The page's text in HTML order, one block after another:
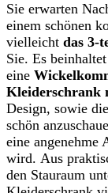
Sie erwarten
einem schönen
vielleicht das 3-
Sie. Es beinhaltet
eine
Kleiderschrank
Design, sowie
schön
eine angenehme
wird. Aus
den Stauraum